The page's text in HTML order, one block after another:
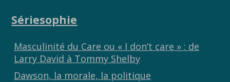
Sériesophie
Masculinité du Care ou « I don’t care » : de
Larry David à Tommy Shelby
Dawson, la morale, la politique